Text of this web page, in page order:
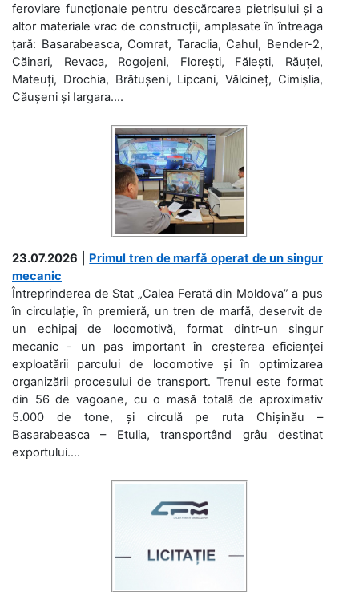
feroviare funcționale pentru descărcarea pietrișului și a
altor materiale vrac de construcții, amplasate în întreaga
țară: Basarabeasca, Comrat, Taraclia, Cahul, Bender-2,
Căinari, Revaca, Rogojeni, Florești, Fălești, Răuțel,
Mateuți, Drochia, Brătușeni, Lipcani, Vălcineț, Cimișlia,
Căușeni și Iargara....
23.07.2026
Primul tren de marfă operat de un singur
mecanic
Întreprinderea de Stat „Calea Ferată din Moldova” a pus
în circulație, în premieră, un tren de marfă, deservit de
un echipaj de locomotivă, format dintr-un singur
mecanic - un pas important în creșterea eficienței
exploatării parcului de locomotive și în optimizarea
organizării procesului de transport. Trenul este format
din 56 de vagoane, cu o masă totală de aproximativ
5.000 de tone, și circulă pe ruta Chișinău –
Basarabeasca – Etulia, transportând grâu destinat
exportului....